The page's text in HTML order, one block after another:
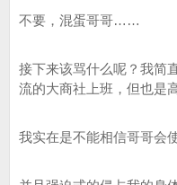
不要，混蛋哥哥……
接下来该骂什么呢？我简
流的大商社上班，但也是
我实在是不能相信哥哥会